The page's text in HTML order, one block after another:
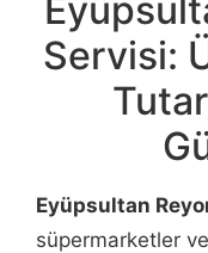
Servisi:
Eyüpsultan
süpermarketler